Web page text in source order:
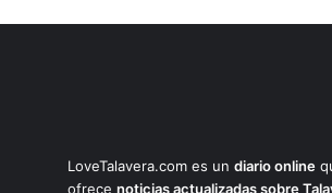
LoveTalavera.com es un diario online
ofrece noticias actualizadas sobre